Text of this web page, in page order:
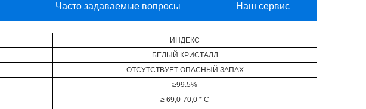
Часто задаваемые вопросы Наш сервис
ИНДЕКС
БЕЛЫЙ КРИСТАЛЛ
ОТСУТСТВУЕТ ОПАСНЫЙ ЗАПАХ
≥99.5%
≥ 69,0-70,0 * С